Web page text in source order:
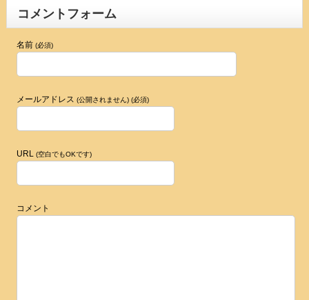
コメントフォーム
名前 (必須)
メールアドレス (公開されません) (必須)
URL (空白でもOKです)
コメント